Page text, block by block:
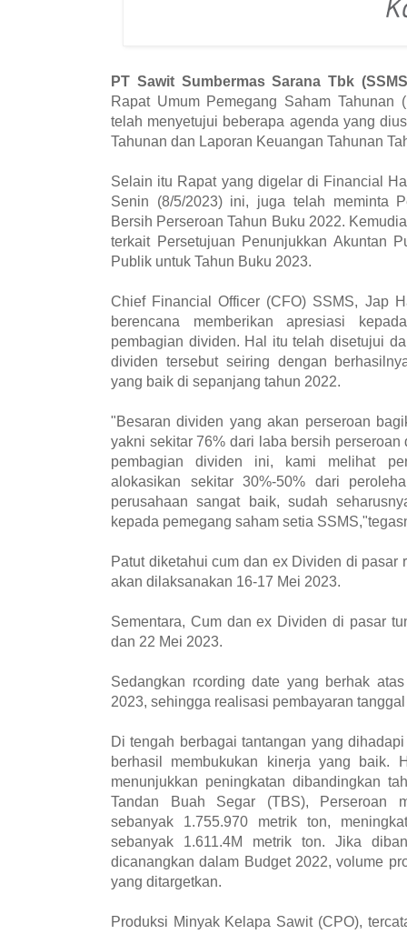
PT Sawit Sumbermas Sarana Tbk
Rapat Umum Pemegang Saham Tahunan
telah menyetujui beberapa agenda yang
Tahunan dan Laporan Keuangan Tahunan
Selain itu Rapat yang digelar di Financial
Senin (8/5/2023) ini, juga telah meminta
Bersih Perseroan Tahun Buku 2022.
terkait Persetujuan Penunjukkan Akuntan
Publik untuk Tahun Buku 2023.
Chief Financial Officer (CFO) SSMS, Jap
berencana memberikan apresiasi
pembagian dividen. Hal itu telah disetujui
dividen tersebut seiring dengan
yang baik di sepanjang tahun 2022.
"Besaran dividen yang akan perseroan
yakni sekitar 76% dari laba bersih
pembagian dividen ini, kami melihat
alokasikan sekitar 30%-50% dari
perusahaan sangat baik, sudah
kepada pemegang saham setia
Patut diketahui cum dan ex Dividen di pasar
akan dilaksanakan 16-17 Mei 2023.
Sementara, Cum dan ex Dividen di pasar
dan 22 Mei 2023.
Sedangkan rcording date yang berhak
2023, sehingga realisasi pembayaran
Di tengah berbagai tantangan yang
berhasil membukukan kinerja yang baik.
menunjukkan peningkatan dibandingkan
Tandan Buah Segar (TBS), Perseroan
sebanyak 1.755.970 metrik ton,
sebanyak 1.611.4M metrik ton. Jika
dicanangkan dalam Budget 2022, volume
yang ditargetkan.
Produksi Minyak Kelapa Sawit (CPO),